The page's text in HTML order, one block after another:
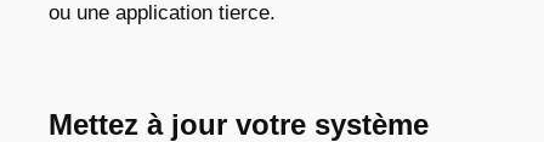
ou une application tierce.
Mettez à jour votre système